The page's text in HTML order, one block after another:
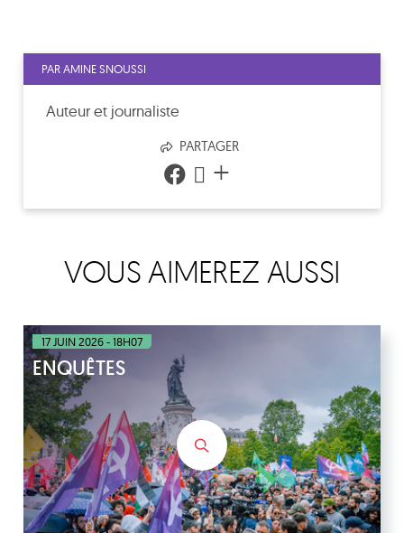
PAR AMINE SNOUSSI
Auteur et journaliste
PARTAGER
+
VOUS AIMEREZ AUSSI
17 JUIN 2026 - 18H07
ENQUÊTES